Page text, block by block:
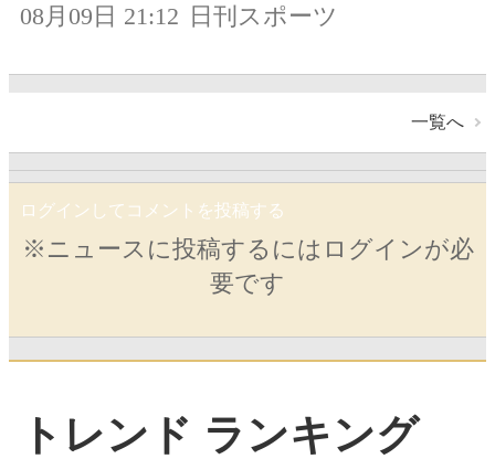
08月09日 21:12 日刊スポーツ
一覧へ
ログインしてコメントを投稿する
※ニュースに投稿するにはログインが必
要です
トレンド ランキング